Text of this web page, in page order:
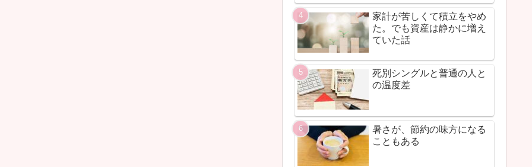
家計が苦しくて積立をやめ
た。でも資産は静かに増え
ていた話
死別シングルと普通の人と
の温度差
暑さが、節約の味方になる
こともある